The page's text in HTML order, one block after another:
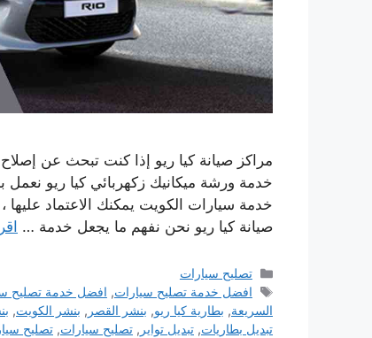
مراكز صيانة كيا ريو إذا كنت تبحث عن
خدمة ورشة ميكانيك زكهربائي كيا ريو
خدمة سيارات الكويت يمكنك الاعتماد
صيانة كيا ريو نحن نفهم ما يجعل خدمة …
التصنيفات
تصليح سيارات
الوسوم
افضل خدمة تصليح سيارات, افضل خدمة تصليح
السريعة, بطارية كيا ريو, بنشر القصر , بنشر الكويت,
تبديل بطاريات, تبديل تواير , تصليح سيارات, تصليح